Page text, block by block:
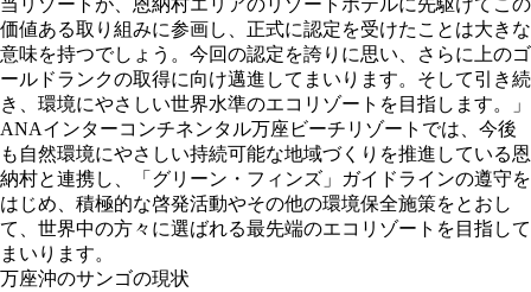
当リゾートが、恩納村エリアのリゾートホテルに先駆けてこの
価値ある取り組みに参画し、正式に認定を受けたことは大きな
意味を持つでしょう。今回の認定を誇りに思い、さらに上のゴ
ールドランクの取得に向け邁進してまいります。そして引き続
き、環境にやさしい世界水準のエコリゾートを目指します。」
ANAインターコンチネンタル万座ビーチリゾートでは、今後
も自然環境にやさしい持続可能な地域づくりを推進している恩
納村と連携し、「グリーン・フィンズ」ガイドラインの遵守を
はじめ、積極的な啓発活動やその他の環境保全施策をとおし
て、世界中の方々に選ばれる最先端のエコリゾートを目指して
まいります。
万座沖のサンゴの現状